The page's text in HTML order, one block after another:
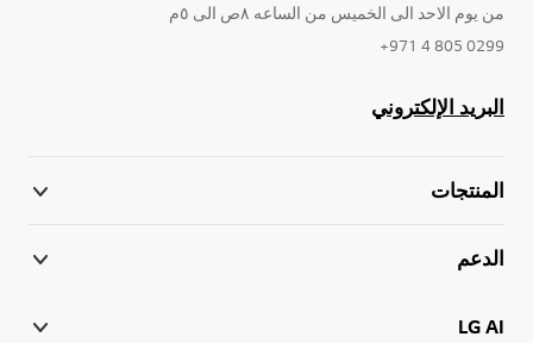
من يوم الاحد الى الخميس من الساعه ٨ص الى ٥م
0299 805 4 971+
البريد الإلكتروني
المنتجات
الدعم
LG AI